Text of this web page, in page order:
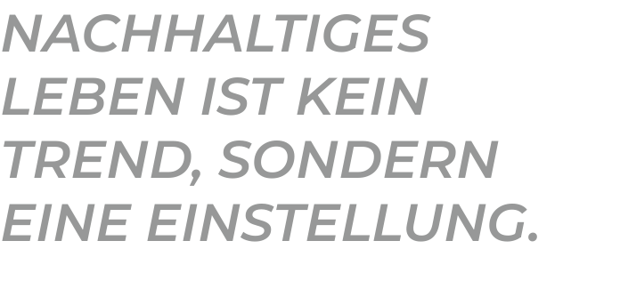
NACHHALTIGES
LEBEN IST KEIN
TREND, SONDERN
EINE EINSTELLUNG.